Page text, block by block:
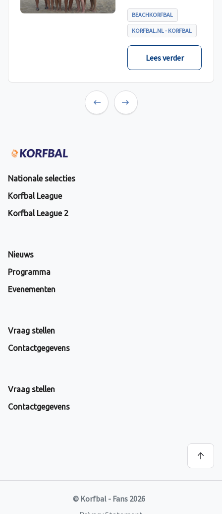
tegen België, die
eindigde in shoot-outs,
was het Nederland dat
er met het goud vandoor
BEACHKORFBAL
KORFBAL.NL - KORFBAL
Lees verder
Nationale selecties
Korfbal League
Korfbal League 2
Nieuws
Programma
Evenementen
Vraag stellen
Contactgegevens
Vraag stellen
Contactgegevens
© Korfbal - Fans 2026